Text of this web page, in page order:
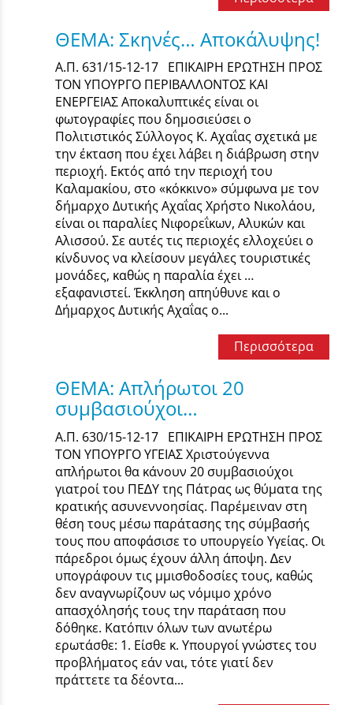
ΘΕΜΑ: Σκηνές… Αποκάλυψης!
Α.Π. 631/15-12-17 ΕΠΙΚΑΙΡΗ ΕΡΩΤΗΣΗ ΠΡΟΣ
ΤΟΝ ΥΠΟΥΡΓΟ ΠΕΡΙΒΑΛΛΟΝΤΟΣ ΚΑΙ
ΕΝΕΡΓΕΙΑΣ Αποκαλυπτικές είναι οι
φωτογραφίες που δημοσιεύσει ο
Πολιτιστικός Σύλλογος Κ. Αχαΐας σχετικά με
την έκταση που έχει λάβει η διάβρωση στην
περιοχή. Εκτός από την περιοχή του
Καλαμακίου, στο «κόκκινο» σύμφωνα με τον
δήμαρχο Δυτικής Αχαΐας Χρήστο Νικολάου,
είναι οι παραλίες Νιφορεΐκων, Αλυκών και
Αλισσού. Σε αυτές τις περιοχές ελλοχεύει ο
κίνδυνος να κλείσουν μεγάλες τουριστικές
μονάδες, καθώς η παραλία έχει …
εξαφανιστεί. Έκκληση απηύθυνε και ο
Δήμαρχος Δυτικής Αχαΐας ο...
Περισσότερα
ΘΕΜΑ: Απλήρωτοι 20
συμβασιούχοι…
Α.Π. 630/15-12-17 ΕΠΙΚΑΙΡΗ ΕΡΩΤΗΣΗ ΠΡΟΣ
ΤΟΝ ΥΠΟΥΡΓΟ ΥΓΕΙΑΣ Χριστούγεννα
απλήρωτοι θα κάνουν 20 συµβασιούχοι
γιατροί του ΠΕ∆Υ της Πάτρας ως θύµατα της
κρατικής ασυνεννοησίας. Παρέµειναν στη
θέση τους µέσω παράτασης της σύµβασής
τους που αποφάσισε το υπουργείο Υγείας. Οι
πάρεδροι όµως έχουν άλλη άποψη. ∆εν
υπογράφουν τις µμισθοδοσίες τους, καθώς
δεν αναγνωρίζουν ως νόµιµο χρόνο
απασχόλησής τους την παράταση που
δόθηκε. Κατόπιν όλων των ανωτέρω
ερωτάσθε: 1. Είσθε κ. Υπουργοί γνώστες του
προβλήματος εάν ναι, τότε γιατί δεν
πράττετε τα δέοντα...